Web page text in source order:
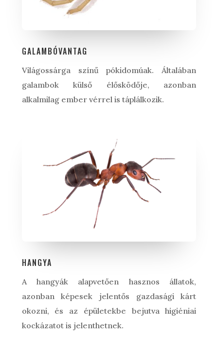
GALAMBÓVANTAG
Világossárga színű pókidomúak. Általában
galambok külső élősködője, azonban
alkalmilag ember vérrel is táplálkozik.
HANGYA
A hangyák alapvetően hasznos állatok,
azonban képesek jelentős gazdasági kárt
okozni, és az épületekbe bejutva higiéniai
kockázatot is jelenthetnek.